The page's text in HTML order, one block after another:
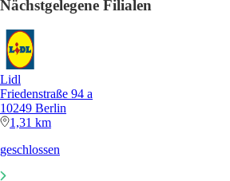
Nächstgelegene Filialen
Lidl
Friedenstraße 94 a
10249 Berlin
1,31 km
geschlossen